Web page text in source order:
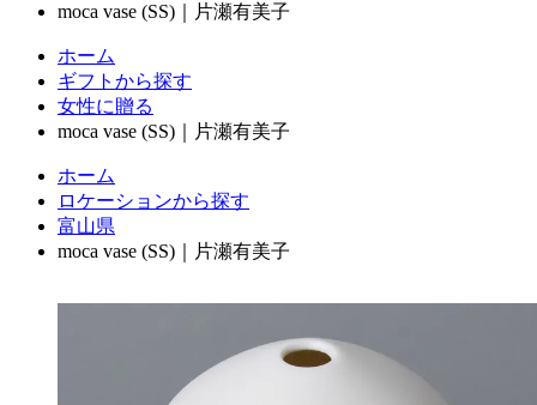
moca vase (SS)｜片瀬有美子
ホーム
ギフトから探す
女性に贈る
moca vase (SS)｜片瀬有美子
ホーム
ロケーションから探す
富山県
moca vase (SS)｜片瀬有美子